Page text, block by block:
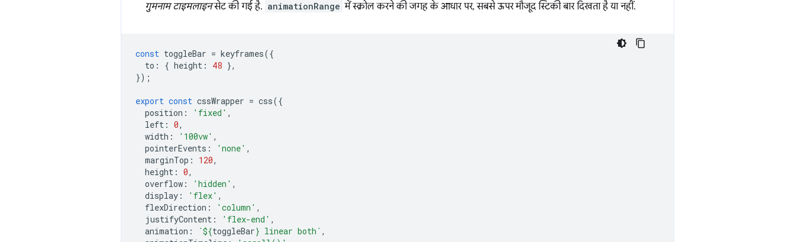
गुमनाम टाइमलाइनसेट की गई है. animationRange में स्क्रोल करने की जगह के आधार पर, सबसे ऊपर मौजूद स्टिकी बार दिखता है या नहीं.
const toggleBar = keyframes({
to : { height : 48 },
});
export const cssWrapper = css({
position : 'fixed' ,
left : 0,
width : '100vw' ,
pointerEvents : 'none' ,
marginTop : 120,
height : 0,
overflow : 'hidden' ,
display : 'flex' ,
flexDirection : 'column' ,
justifyContent : 'flex-end' ,
animation : `${toggleBar} linear both` ,